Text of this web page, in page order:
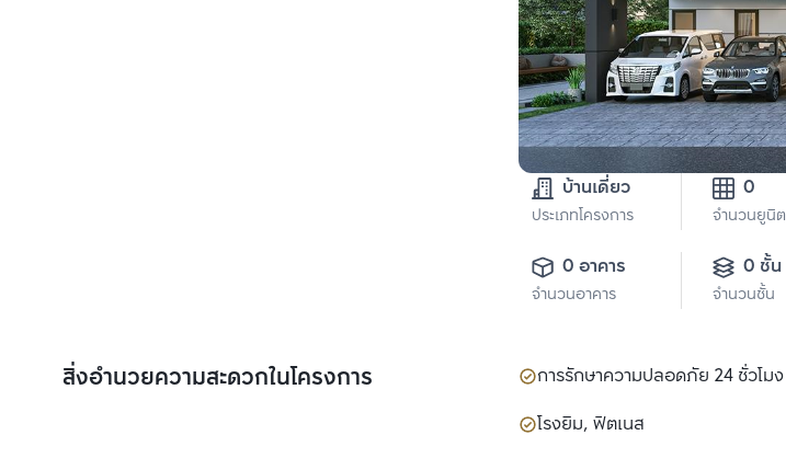
บ้านเดี่ยว
ประเภทโครงการ
0
จำนวนยูนิต
0 อาคาร
จำนวนอาคาร
0 ชั้น
จำนวนชั้น
สิ่งอำนวยความสะดวกในโครงการ การรักษาความปลอดภัย 24 ชั่วโมง
โรงยิม, ฟิตเนส